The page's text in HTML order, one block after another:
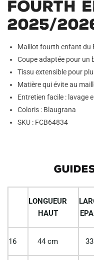
Fourth
2025/
Maillot fourth enfant du
Coupe adaptée pour un
Tissu extensible pour
Matière qui évite au
Entretien facile : lavage
Coloris : Blaugrana
SKU : FCB64834
LONGUEUR
HAUT
16 44 cm